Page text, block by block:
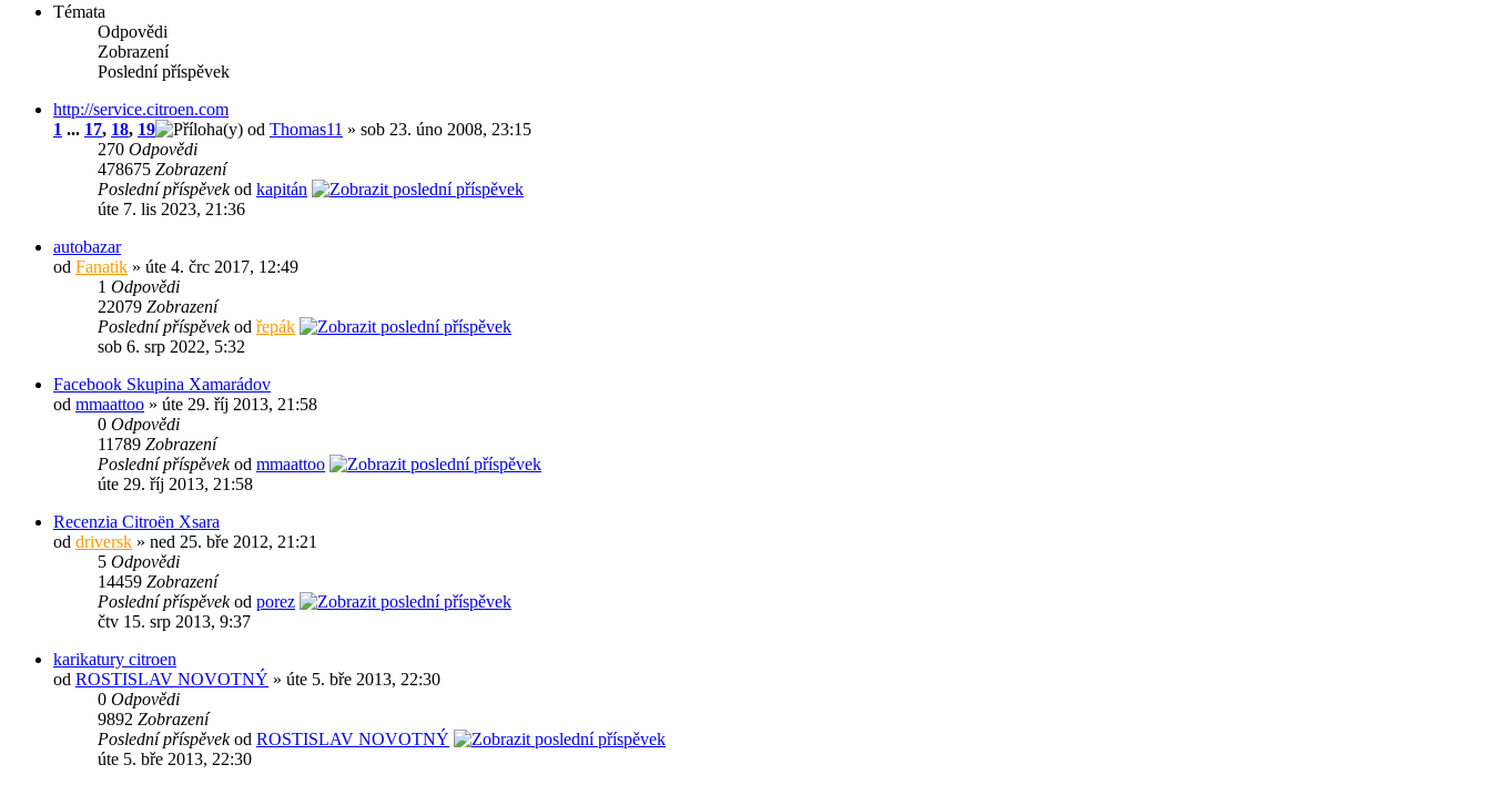
Témata
Odpovědi
Zobrazení
Poslední příspěvek
http://service.citroen.com
1 ... 17, 18, 19 od Thomas11 » sob 23. úno 2008, 23:15
270 Odpovědi
478675 Zobrazení
Poslední příspěvekod kapitán
úte 7. lis 2023, 21:36
autobazar
od Fanatik » úte 4. črc 2017, 12:49
1 Odpovědi
22079 Zobrazení
Poslední příspěvekod řepák
sob 6. srp 2022, 5:32
Facebook Skupina Xamarádov
od mmaattoo » úte 29. říj 2013, 21:58
0 Odpovědi
11789 Zobrazení
Poslední příspěvekod mmaattoo
úte 29. říj 2013, 21:58
Recenzia Citroën Xsara
od driversk » ned 25. bře 2012, 21:21
5 Odpovědi
14459 Zobrazení
Poslední příspěvekod porez
čtv 15. srp 2013, 9:37
karikatury citroen
od ROSTISLAV NOVOTNÝ » úte 5. bře 2013, 22:30
0 Odpovědi
9892 Zobrazení
Poslední příspěvekod ROSTISLAV NOVOTNÝ
úte 5. bře 2013, 22:30